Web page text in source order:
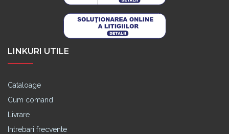
LINKURI UTILE
Cataloage
Cum comand
Livrare
Intrebari frecvente